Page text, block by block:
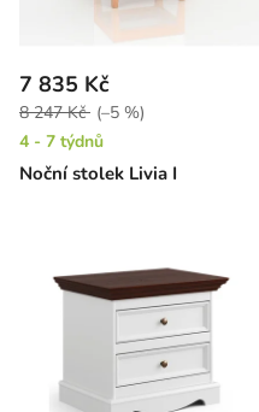
Noční stolek Livia I
7 835 Kč
8 247 Kč (–5 %)
4 - 7 týdnů